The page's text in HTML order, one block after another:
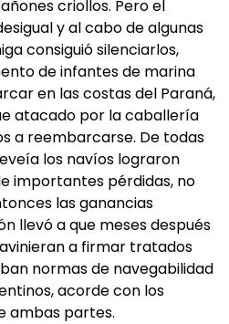
criollos. Pero el
y al cabo de algunas
consiguió silenciarlos,
de infantes de marina
en las costas del Paraná,
atacado por la caballería
a reembarcarse. De todas
los navíos lograron
importantes pérdidas, no
las ganancias
llevó a que meses después
a firmar tratados
normas de navegabilidad
acorde con los
ambas partes.